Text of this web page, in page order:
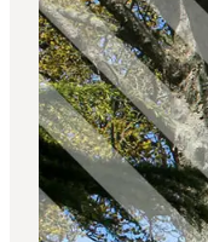
Sommerferie
Oplevelser
Kano
Det sker
Spisesteder
Overnatning
Outdoor